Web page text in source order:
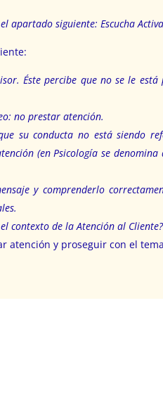
siguiente: Escucha
Éste percibe que no se le
no prestar atención.
su conducta no está siendo
(en Psicología se denomina
y comprenderlo
contexto de la Atención al Cliente?
atención y proseguir con el